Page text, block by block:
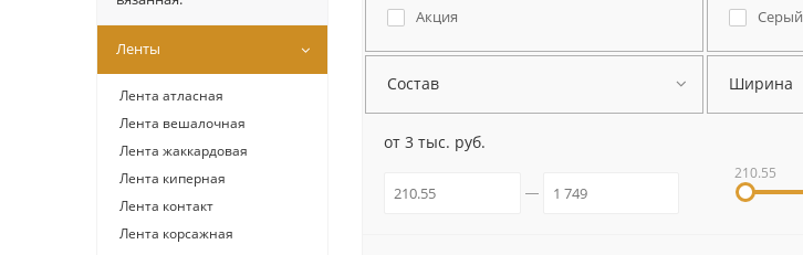
Акция Серый
Состав Ширина
от 3 тыс. руб.
210.55
Ленты
Лента атласная
Лента вешалочная
Лента жаккардовая
Лента киперная
Лента контакт
Лента корсажная